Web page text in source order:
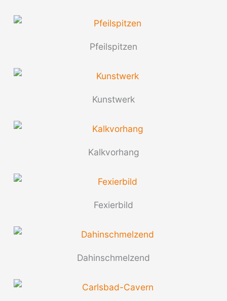
Pfeilspitzen
Kunstwerk
Kalkvorhang
Fexierbild
Dahinschmelzend